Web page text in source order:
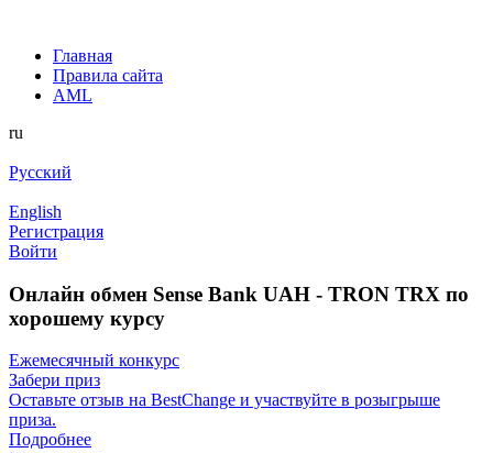
Главная
Правила сайта
AML
ru
Русский
English
Регистрация
Войти
Онлайн обмен Sense Bank UAH - TRON TRX по
хорошему курсу
Ежемесячный конкурс
Забери приз
Оставьте отзыв на BestChange и участвуйте в розыгрыше
приза.
Подробнее